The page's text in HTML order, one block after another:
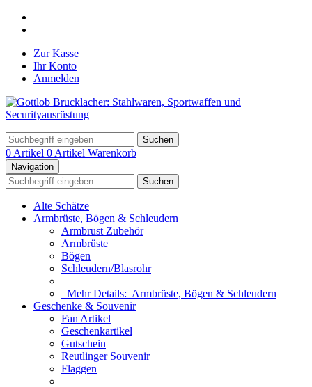
Zur Kasse
Ihr Konto
Anmelden
Suchen
0 Artikel 0 Artikel Warenkorb
Navigation
Suchen
Alte Schätze
Armbrüste, Bögen & Schleudern
Armbrust Zubehör
Armbrüste
Bögen
Schleudern/Blasrohr
Mehr Details: Armbrüste, Bögen & Schleudern
Geschenke & Souvenir
Fan Artikel
Geschenkartikel
Gutschein
Reutlinger Souvenir
Flaggen